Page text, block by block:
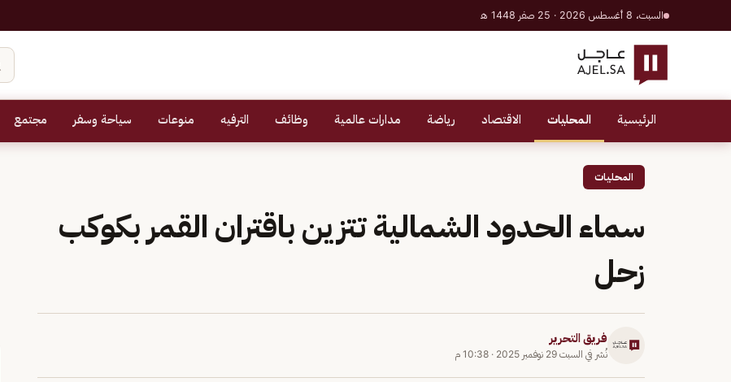
السبت، 8 أغسطس 2026 · 25 صفر 1448 هـ
الرئيسية المحليات الاقتصاد رياضة مدارات عالمية وظائف الترفيه منوعات سياحة وسفر مجتمع
المحليات
سماء الحدود الشمالية تتزين باقتران القمر بكوكب
زحل
فريق التحرير
نُشر في السبت 29 نوفمبر 2025 · 10:38 م